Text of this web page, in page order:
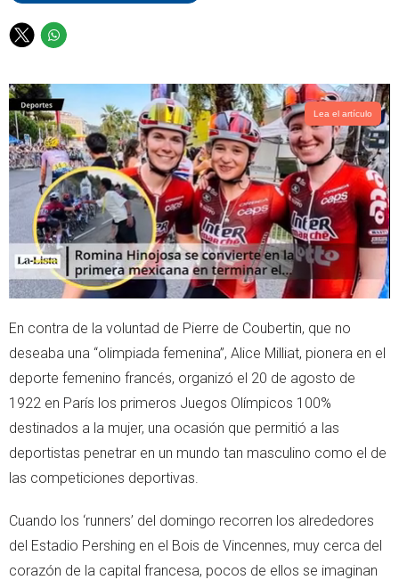
T
i
t
t
e
r
W
a
t
s
a
p
p
Lea el artículo
En contra de la voluntad de Pierre de Coubertin, que no
deseaba una “olimpiada femenina”, Alice Milliat, pionera en el
deporte femenino francés, organizó el 20 de agosto de
1922 en París los primeros Juegos Olímpicos 100%
destinados a la mujer, una ocasión que permitió a las
deportistas penetrar en un mundo tan masculino como el de
las competiciones deportivas.
Cuando los ‘runners’ del domingo recorren los alrededores
del Estadio Pershing en el Bois de Vincennes, muy cerca del
corazón de la capital francesa, pocos de ellos se imaginan